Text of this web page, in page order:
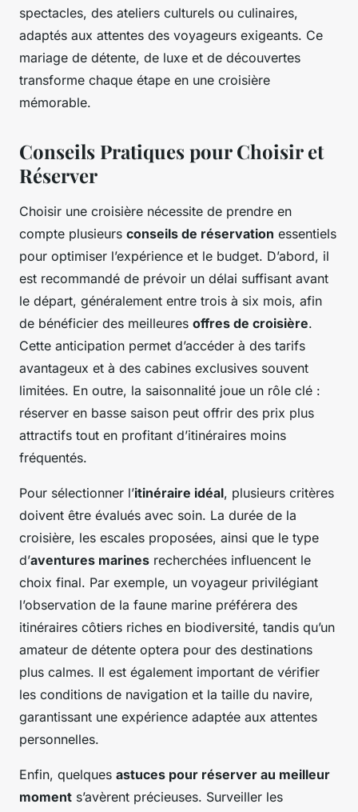
spectacles, des ateliers culturels ou culinaires,
adaptés aux attentes des voyageurs exigeants. Ce
mariage de détente, de luxe et de découvertes
transforme chaque étape en une croisière
mémorable.
Conseils Pratiques pour Choisir et
Réserver
Choisir une croisière nécessite de prendre en
compte plusieurs conseils de réservation essentiels
pour optimiser l’expérience et le budget. D’abord, il
est recommandé de prévoir un délai suffisant avant
le départ, généralement entre trois à six mois, afin
de bénéficier des meilleures offres de croisière.
Cette anticipation permet d’accéder à des tarifs
avantageux et à des cabines exclusives souvent
limitées. En outre, la saisonnalité joue un rôle clé :
réserver en basse saison peut offrir des prix plus
attractifs tout en profitant d’itinéraires moins
fréquentés.
Pour sélectionner l’itinéraire idéal, plusieurs critères
doivent être évalués avec soin. La durée de la
croisière, les escales proposées, ainsi que le type
d’aventures marines recherchées influencent le
choix final. Par exemple, un voyageur privilégiant
l’observation de la faune marine préférera des
itinéraires côtiers riches en biodiversité, tandis qu’un
amateur de détente optera pour des destinations
plus calmes. Il est également important de vérifier
les conditions de navigation et la taille du navire,
garantissant une expérience adaptée aux attentes
personnelles.
Enfin, quelques astuces pour réserver au meilleur
moment s’avèrent précieuses. Surveiller les